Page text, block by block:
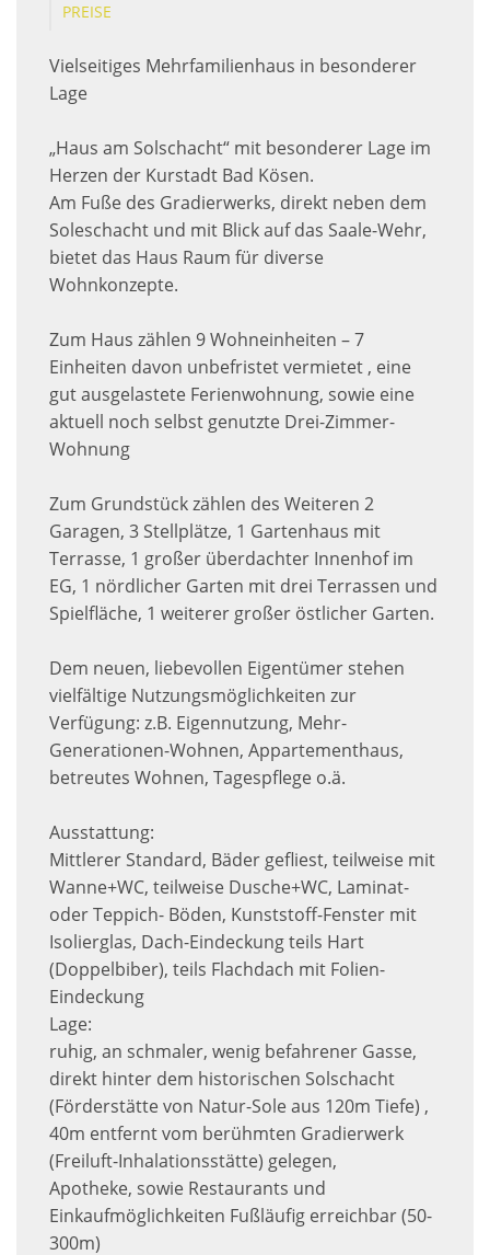
PREISE
Vielseitiges Mehrfamilienhaus in besonderer
Lage
„Haus am Solschacht“ mit besonderer Lage im
Herzen der Kurstadt Bad Kösen.
Am Fuße des Gradierwerks, direkt neben dem
Soleschacht und mit Blick auf das Saale-Wehr,
bietet das Haus Raum für diverse
Wohnkonzepte.
Zum Haus zählen 9 Wohneinheiten – 7
Einheiten davon unbefristet vermietet , eine
gut ausgelastete Ferienwohnung, sowie eine
aktuell noch selbst genutzte Drei-Zimmer-
Wohnung
Zum Grundstück zählen des Weiteren 2
Garagen, 3 Stellplätze, 1 Gartenhaus mit
Terrasse, 1 großer überdachter Innenhof im
EG, 1 nördlicher Garten mit drei Terrassen und
Spielfläche, 1 weiterer großer östlicher Garten.
Dem neuen, liebevollen Eigentümer stehen
vielfältige Nutzungsmöglichkeiten zur
Verfügung: z.B. Eigennutzung, Mehr-
Generationen-Wohnen, Appartementhaus,
betreutes Wohnen, Tagespflege o.ä.
Ausstattung:
Mittlerer Standard, Bäder gefliest, teilweise mit
Wanne+WC, teilweise Dusche+WC, Laminat-
oder Teppich- Böden, Kunststoff-Fenster mit
Isolierglas, Dach-Eindeckung teils Hart
(Doppelbiber), teils Flachdach mit Folien-
Eindeckung
Lage:
ruhig, an schmaler, wenig befahrener Gasse,
direkt hinter dem historischen Solschacht
(Förderstätte von Natur-Sole aus 120m Tiefe) ,
40m entfernt vom berühmten Gradierwerk
(Freiluft-Inhalationsstätte) gelegen,
Apotheke, sowie Restaurants und
Einkaufmöglichkeiten Fußläufig erreichbar (50-
300m)